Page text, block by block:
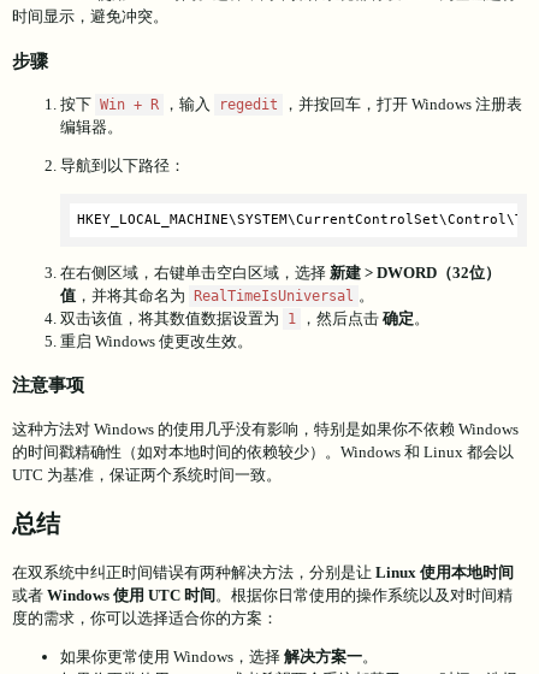
时间显示，避免冲突。
步骤
按下 Win + R ，输入 regedit
，并按回车，打开 Windows 注册表
编辑器。
导航到以下路径：
在右侧区域，右键单击空白区域，选择 新建 > DWORD（32位）
值 ，并将其命名为 RealTimeIsUniversal 。
双击该值，将其数值数据设置为
1 ，然后点击 确定。
重启 Windows 使更改生效。
注意事项
这种方法对 Windows 的使用几乎没有影响，特别是如果你不依赖 Windows
的时间戳精确性（如对本地时间的依赖较少）。Windows 和 Linux 都会以
UTC 为基准，保证两个系统时间一致。
总结
在双系统中纠正时间错误有两种解决方法，分别是让 Linux 使用本地时间
或者 Windows 使用 UTC 时间。根据你日常使用的操作系统以及对时间精
度的需求，你可以选择适合你的方案：
如果你更常使用 Windows，选择 解决方案一。